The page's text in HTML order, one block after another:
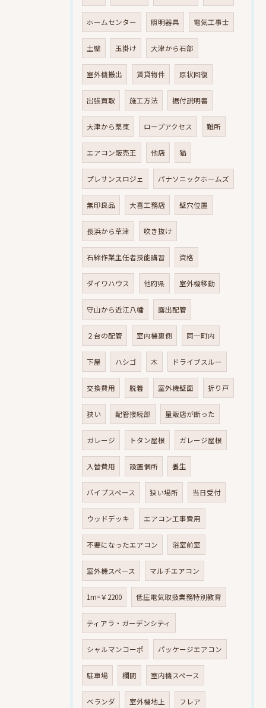
ホームセンター 照明器具 電気工事士
土壁 玉掛け 大津から石部
室外機搬出 賃貸物件 原状回復
出張買取 施工方法 据付説明書
大津から栗東 ロープアクセス 難所
エアコン販売王 他店 猫
プレサンスロジェ パナソニックホームズ
無印良品 大喜工務店 壁穴位置
長浜から草津 吹き抜け
石綿作業主任者技能講習 資格
ダイワハウス 他府県 室外機移動
守山から近江八幡 露出配管
２台の配管 室内機裏側 同一町内
下屋 ハシゴ 木 ドライブスルー
交換費用 脱着 室外機壁面 折り戸
狭い 配管接続部 量販店が断った
ガレージ トタン屋根 ガレージ屋根
入替費用 設置個所 養生
パイプスペース 狭い場所 当日受付
ウッドデッキ エアコン工事費用
不要になったエアコン 浴室前室
室外機スペース マルチエアコン
1m=￥2200 低圧電気取扱業務特別教育
ティアラ・ガーデンシティ
シャルマンコーポ パッケージエアコン
駐車場 欄間 室内機スペース
ベランダ 室外機地上 フレア